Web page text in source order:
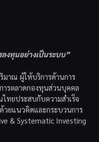
งทุนอย่างเป็นระบบ”
มาณ ผู้ให้บริการด้านการ
รตลาดกองทุนส่วนบุคคล
ทยประสบกับความสำเร็จ
วยแนวคิดและกระบวนการ
& Systematic Investing